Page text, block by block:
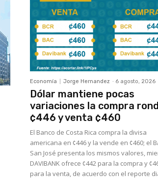
Economía Jorge Hernandez - 6 agosto, 2026
Dólar mantiene pocas
variaciones la compra
¢446 y venta ¢460
El Banco de Costa Rica compra la divisa
americana en ¢446 y la vende en ¢460; el
San José presenta los mismos valores,
DAVIBANK ofrece ¢442 para la compra y
para la venta, de acuerdo con el reporte